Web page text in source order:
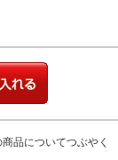
商品についてつぶやく